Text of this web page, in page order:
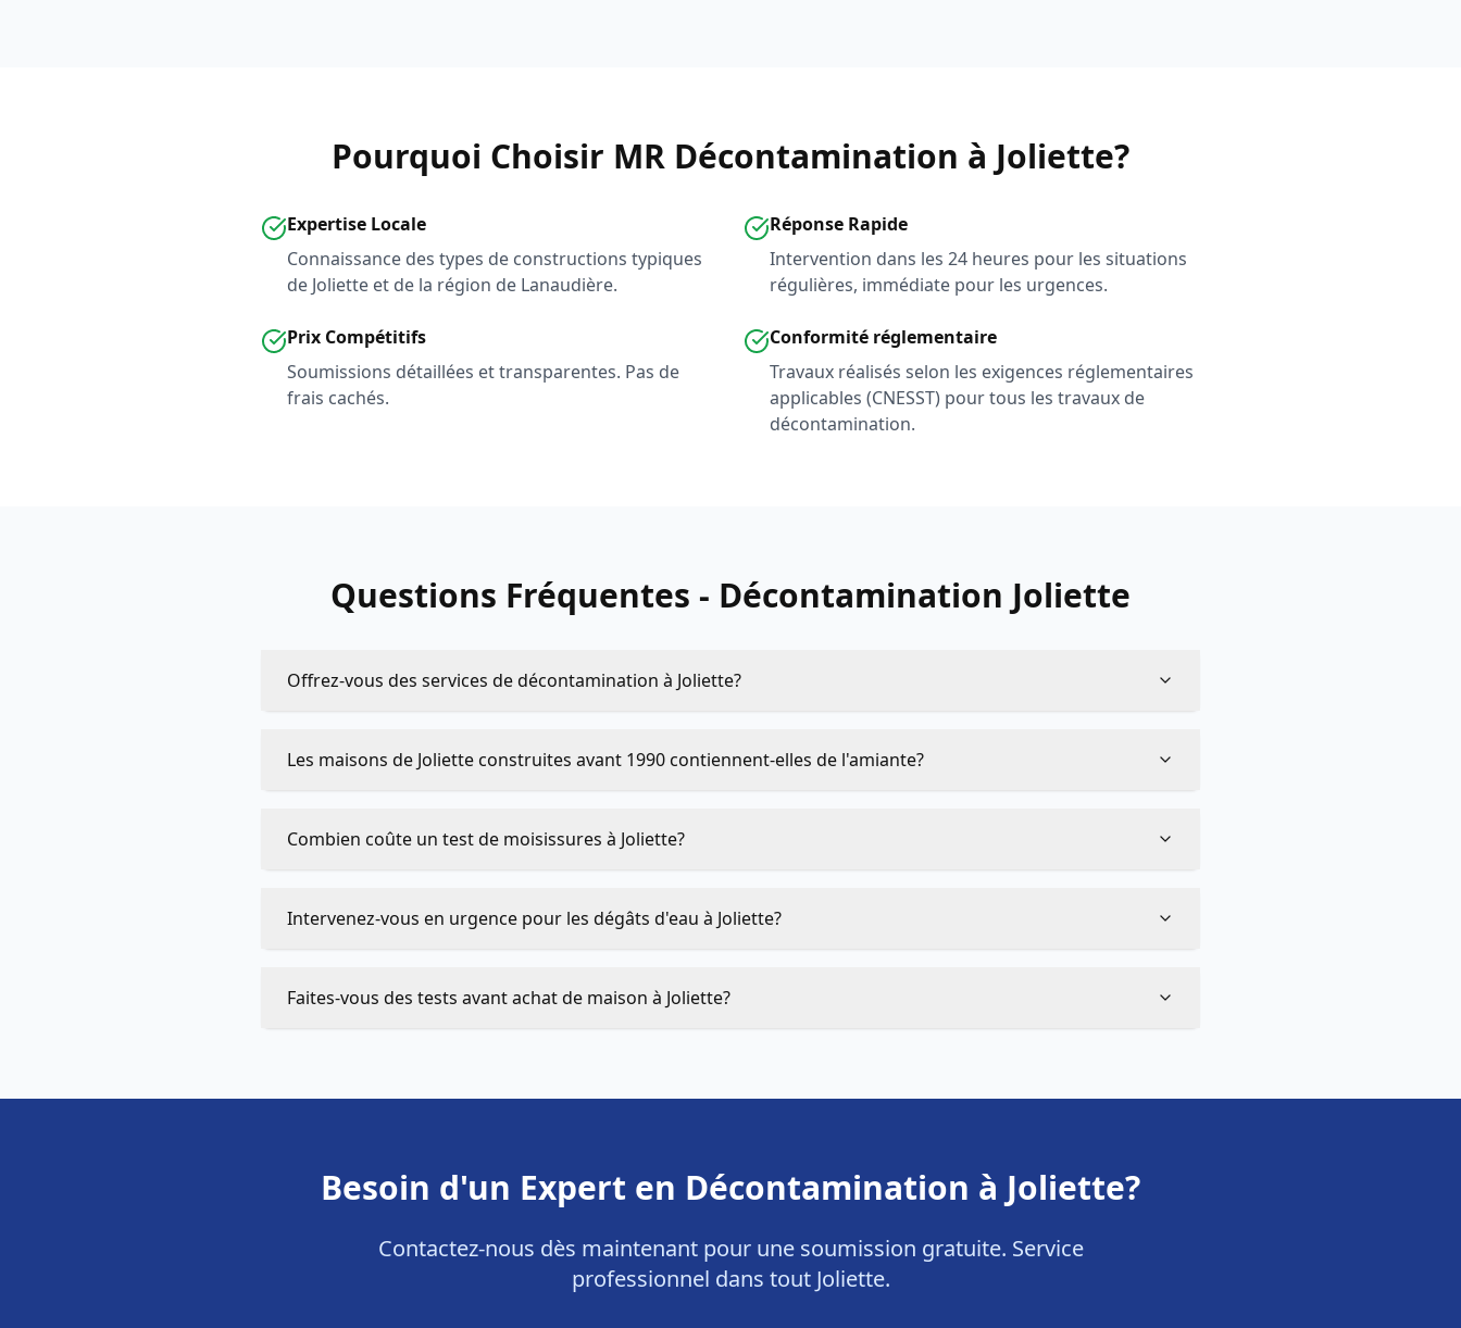
Pourquoi Choisir MR Décontamination à Joliette?
Expertise Locale
Connaissance des types de constructions typiques
de Joliette et de la région de Lanaudière.
Réponse Rapide
Intervention dans les 24 heures pour les situations
régulières, immédiate pour les urgences.
Prix Compétitifs
Soumissions détaillées et transparentes. Pas de
frais cachés.
Conformité réglementaire
Travaux réalisés selon les exigences réglementaires
applicables (CNESST) pour tous les travaux de
décontamination.
Questions Fréquentes - Décontamination Joliette
Offrez-vous des services de décontamination à Joliette?
Les maisons de Joliette construites avant 1990 contiennent-elles de l'amiante?
Combien coûte un test de moisissures à Joliette?
Intervenez-vous en urgence pour les dégâts d'eau à Joliette?
Faites-vous des tests avant achat de maison à Joliette?
Besoin d'un Expert en Décontamination à Joliette?
Contactez-nous dès maintenant pour une soumission gratuite. Service
professionnel dans tout Joliette.